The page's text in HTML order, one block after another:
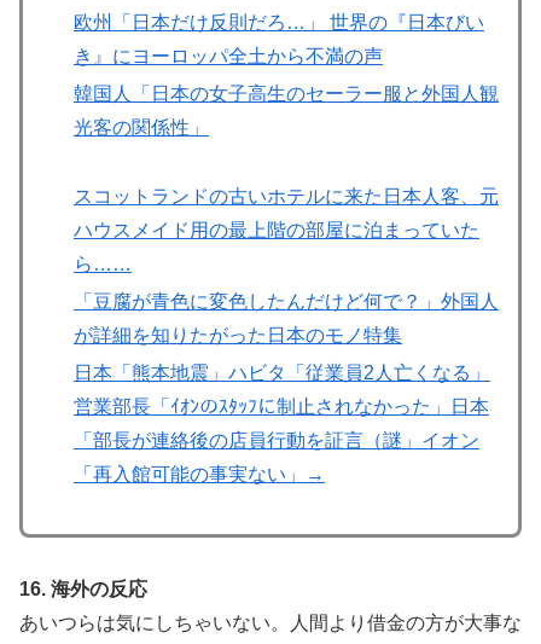
欧州「日本だけ反則だろ…」 世界の『日本びい
き』にヨーロッパ全土から不満の声
韓国人「日本の女子高生のセーラー服と外国人観
光客の関係性」
スコットランドの古いホテルに来た日本人客、元
ハウスメイド用の最上階の部屋に泊まっていた
ら……
「豆腐が青色に変色したんだけど何で？」外国人
が詳細を知りたがった日本のモノ特集
日本「熊本地震」ハビタ「従業員2人亡くなる」
営業部長「ｲｵﾝのｽﾀｯﾌに制止されなかった」日本
「部長が連絡後の店員行動を証言（謎」イオン
「再入館可能の事実ない」→
16. 海外の反応
あいつらは気にしちゃいない。人間より借金の方が大事な